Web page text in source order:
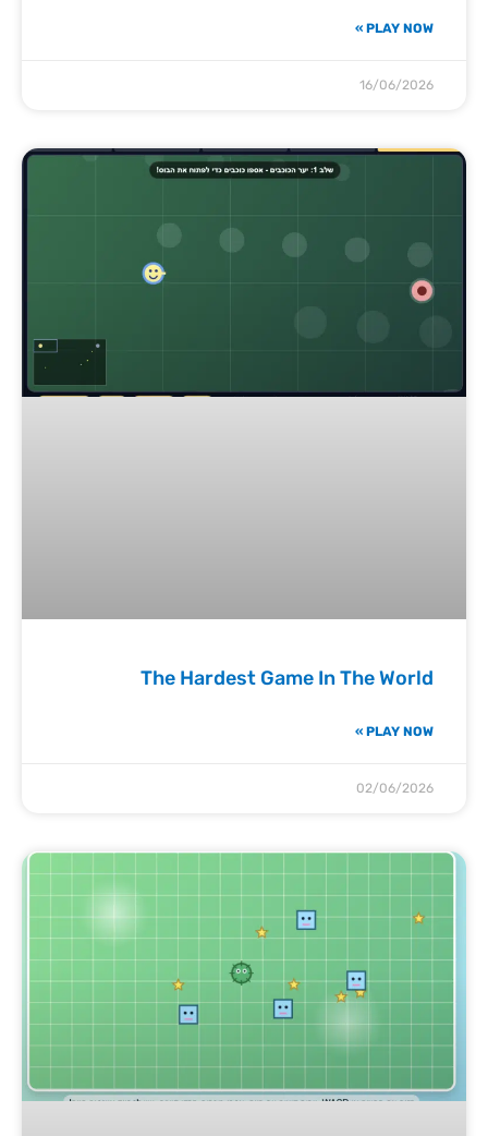
PLAY NOW »
16/06/2026
The Hardest Game In The World
PLAY NOW »
02/06/2026